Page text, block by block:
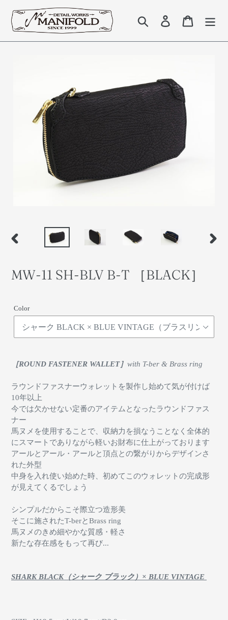
検索 Log in Cart
ラ
MW-11 SH-BLV B-T ［BLACK］
Color
［ROUND FASTENER WALLET］ with T-ber & Brass ring
ラウンドファスナーウォレットを製作し始めて気が付けば
10年以上
今では欠かせない定番のアイテムとなったラウンドファス
ナー
馬ヌメを使用することで、収納力を損なうことなく全体的
にスマートでありながら軽いお財布に仕上がっております
アールとアール・アールと頂点との繋がりからデザインさ
れた外型
中身を入れ使い始めた時、初めてこのウォレットの完成形
が見えてくるでしょう
シンプルだからこそ際立つ造形美
そこに施されたT-berとBrass ring
馬ヌメのきめ細やかな質感・軽さ
新たな存在感をもって再び...
SHARK BLACK（シャーク ブラック）× BLUE VINTAGE